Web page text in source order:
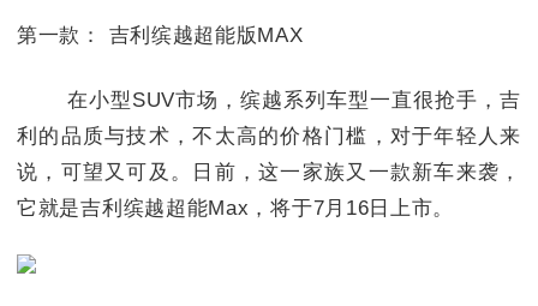
第一款： 吉利缤越超能版MAX
在小型SUV市场，缤越系列车型一直很抢手，吉
利的品质与技术，不太高的价格门槛，对于年轻人来
说，可望又可及。日前，这一家族又一款新车来袭，
它就是吉利缤越超能Max，将于7月16日上市。